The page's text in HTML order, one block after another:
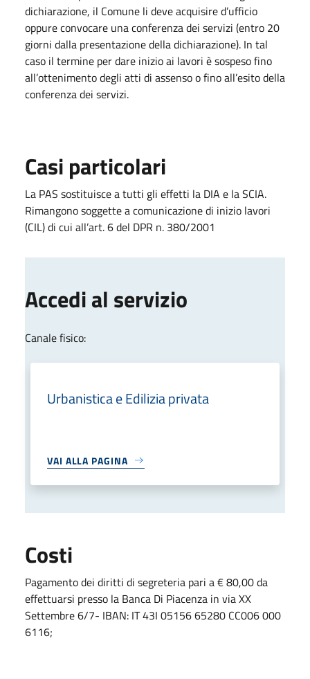
dichiarazione, il Comune li deve acquisire d’ufficio
oppure convocare una conferenza dei servizi (entro 20
giorni dalla presentazione della dichiarazione). In tal
caso il termine per dare inizio ai lavori è sospeso fino
all’ottenimento degli atti di assenso o fino all’esito della
conferenza dei servizi.
Casi particolari
La PAS sostituisce a tutti gli effetti la DIA e la SCIA.
Rimangono soggette a comunicazione di inizio lavori
(CIL) di cui all’art. 6 del DPR n. 380/2001
Accedi al servizio
Canale fisico:
Urbanistica e Edilizia privata
VAI ALLA PAGINA
Costi
Pagamento dei diritti di segreteria pari a € 80,00 da
effettuarsi presso la Banca Di Piacenza in via XX
Settembre 6/7- IBAN: IT 43I 05156 65280 CC006 000
6116;